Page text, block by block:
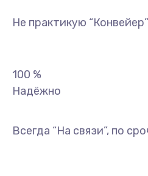
Не практикую
100 %
Надёжно
Всегда “На связи”, по